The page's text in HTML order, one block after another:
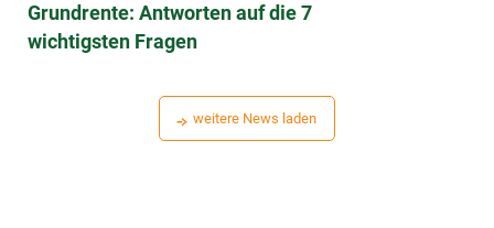
Grundrente: Antworten auf die 7
wichtigsten Fragen
weitere News laden